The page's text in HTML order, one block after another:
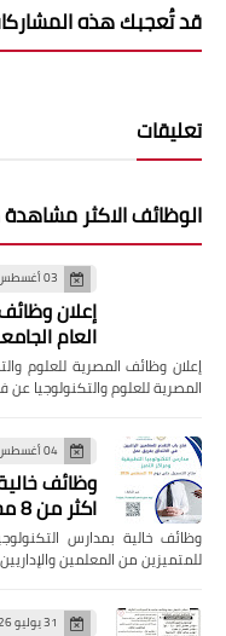
قد تُعجبك هذه
تعليقات
الوظائف الاكثر
03 أغسطس 2026
العام الجامعي
المصرية للعلوم والتكنولوجيا عن
04 أغسطس 2026
وظائف
اكثر من 8 محافظات
للمتميزين من المعلمين
31 يوليو 2026